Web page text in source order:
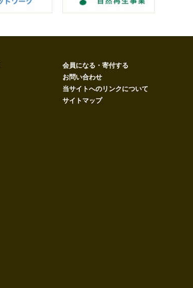
会員になる・寄付する
お問い合わせ
当サイトへのリンクについて
サイトマップ